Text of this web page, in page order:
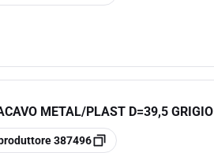
METAL/PLAST D=39,5 GRIGIO
387496